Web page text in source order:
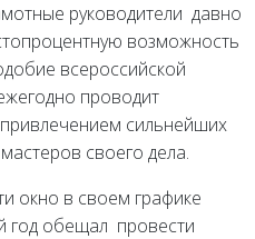
руководители давно
возможность
всероссийской
проводит
сильнейших
своего дела.
окно в своем графике
год обещал провести